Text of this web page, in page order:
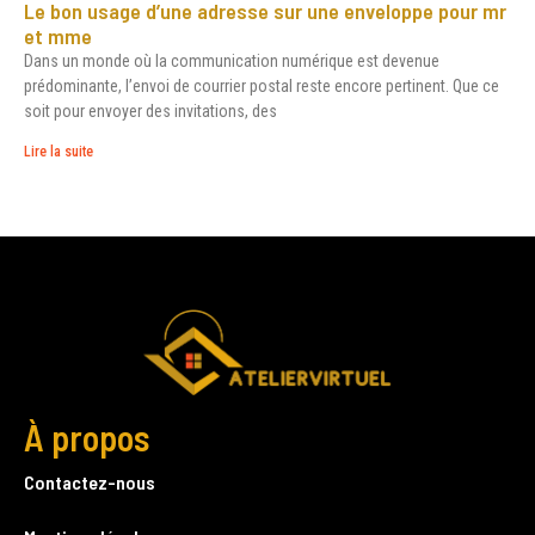
Le bon usage d’une adresse sur une enveloppe pour mr
et mme
Dans un monde où la communication numérique est devenue
prédominante, l’envoi de courrier postal reste encore pertinent. Que ce
soit pour envoyer des invitations, des
Lire la suite
À propos
Contactez-nous